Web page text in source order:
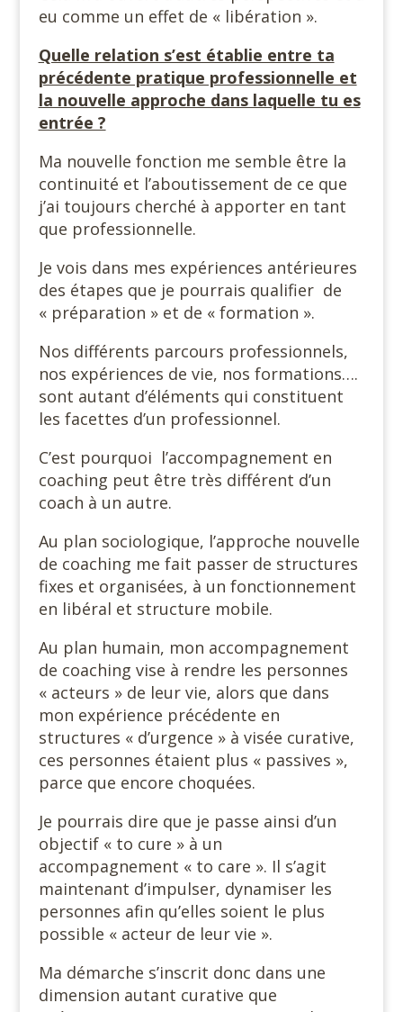
eu comme un effet de « libération ».
Quelle relation s’est établie entre ta
précédente pratique professionnelle et
la nouvelle approche dans laquelle tu es
entrée ?
Ma nouvelle fonction me semble être la
continuité et l’aboutissement de ce que
j’ai toujours cherché à apporter en tant
que professionnelle.
Je vois dans mes expériences antérieures
des étapes que je pourrais qualifier de
« préparation » et de « formation ».
Nos différents parcours professionnels,
nos expériences de vie, nos formations….
sont autant d’éléments qui constituent
les facettes d’un professionnel.
C’est pourquoi l’accompagnement en
coaching peut être très différent d’un
coach à un autre.
Au plan sociologique, l’approche nouvelle
de coaching me fait passer de structures
fixes et organisées, à un fonctionnement
en libéral et structure mobile.
Au plan humain, mon accompagnement
de coaching vise à rendre les personnes
« acteurs » de leur vie, alors que dans
mon expérience précédente en
structures « d’urgence » à visée curative,
ces personnes étaient plus « passives »,
parce que encore choquées.
Je pourrais dire que je passe ainsi d’un
objectif « to cure » à un
accompagnement « to care ». Il s’agit
maintenant d’impulser, dynamiser les
personnes afin qu’elles soient le plus
possible « acteur de leur vie ».
Ma démarche s’inscrit donc dans une
dimension autant curative que